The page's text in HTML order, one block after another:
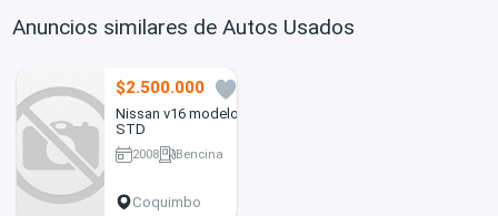
Anuncios similares de Autos Usados
$2.500.000
Nissan v16 modelo
STD
2008
Bencina
Coquimbo